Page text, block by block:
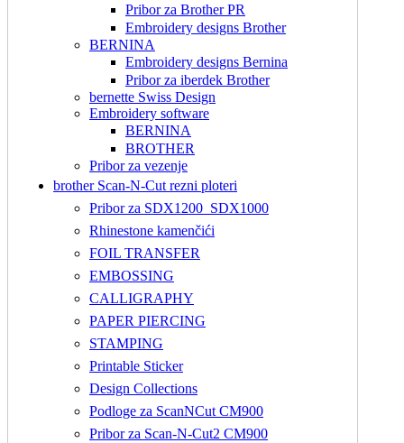
Pribor za Brother PR
Embroidery designs Brother
BERNINA
Embroidery designs Bernina
Pribor za iberdek Brother
bernette Swiss Design
Embroidery software
BERNINA
BROTHER
Pribor za vezenje
brother Scan-N-Cut rezni ploteri
Pribor za SDX1200_SDX1000
Rhinestone kamenčići
FOIL TRANSFER
EMBOSSING
CALLIGRAPHY
PAPER PIERCING
STAMPING
Printable Sticker
Design Collections
Podloge za ScanNCut CM900
Pribor za Scan-N-Cut2 CM900